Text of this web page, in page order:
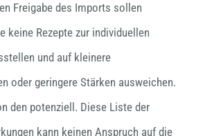
Freigabe des Imports sollen
keine Rezepte zur individuellen
und auf kleinere
oder geringere Stärken ausweichen.
den potenziell. Diese Liste der
kann keinen Anspruch auf die